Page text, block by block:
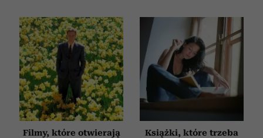
Filmy, które otwierają
Książki, które trzeba